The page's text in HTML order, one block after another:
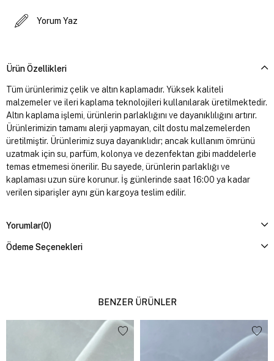
Yorum Yaz
Ürün Özellikleri
Tüm ürünlerimiz çelik ve altın kaplamadır. Yüksek kaliteli
malzemeler ve ileri kaplama teknolojileri kullanılarak üretilmektedir.
Altın kaplama işlemi, ürünlerin parlaklığını ve dayanıklılığını artırır.
Ürünlerimizin tamamı alerji yapmayan, cilt dostu malzemelerden
üretilmiştir. Ürünlerimiz suya dayanıklıdır; ancak kullanım ömrünü
uzatmak için su, parfüm, kolonya ve dezenfektan gibi maddelerle
temas etmemesi önerilir. Bu sayede, ürünlerin parlaklığı ve
kaplaması uzun süre korunur. İş günlerinde saat 16:00 ya kadar
verilen siparişler aynı gün kargoya teslim edilir.
Yorumlar(0)
Ödeme Seçenekleri
BENZER ÜRÜNLER